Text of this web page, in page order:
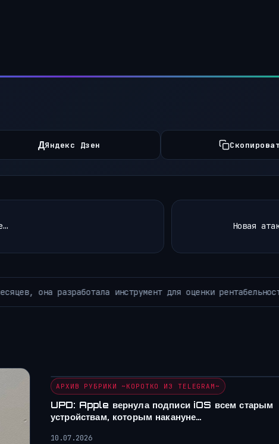
ДЯндекс Дзен
Новая
в персонал. АРХИВ РУБРИКИ ~ЛЕНТА НОВОСТЕЙ~
АРХИВ РУБРИКИ ~КОРОТКО ИЗ TELEGRAM~
UPD: Apple вернула подписи iOS всем старым
устройствам, которым накануне…
10.07.2026